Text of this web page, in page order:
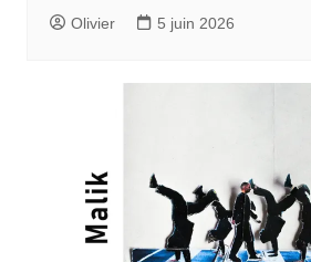
Olivier 5 juin 2026